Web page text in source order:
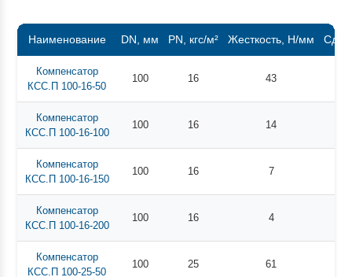
Наименование DN, мм PN, кгс/м² Жесткость, Н/мм
Компенсатор
КСС.П 100-16-50
100 16 43
Компенсатор
КСС.П 100-16-100
100 16 14
Компенсатор
КСС.П 100-16-150
100 16 7
Компенсатор
КСС.П 100-16-200
100 16 4
Компенсатор
КСС.П 100-25-50
100 25 61